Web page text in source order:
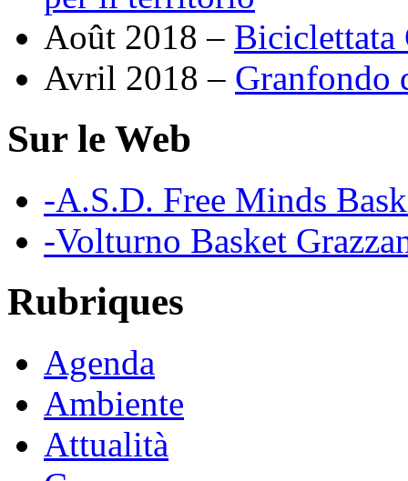
Août 2018 – Biciclettata
Avril 2018 – Granfondo
Sur le Web
-A.S.D. Free Minds
-Volturno Basket
Rubriques
Agenda
Ambiente
Attualità